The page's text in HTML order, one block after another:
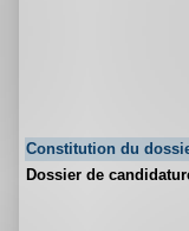
Constitution du
Dossier de